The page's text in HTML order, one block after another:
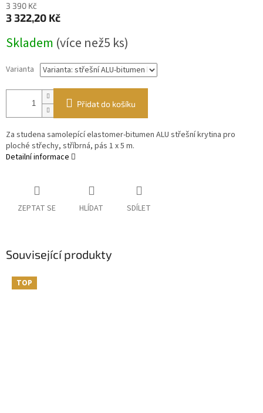
3 390 Kč
3 322,20 Kč
cena:
Skladem (více než5 ks)
Varianta
Přidat do košíku
Za studena samolepící elastomer-bitumen ALU střešní krytina pro
ploché střechy, stříbrná, pás 1 x 5 m.
Detailní informace
ZEPTAT SE HLÍDAT SDÍLET
Související produkty
TOP